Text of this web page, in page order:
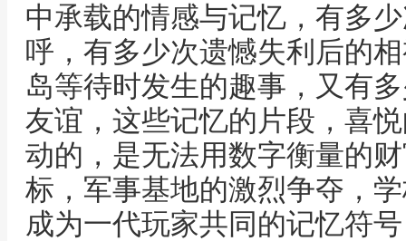
中承载的情感与记忆，有多
呼，有多少次遗憾失利后的
岛等待时发生的趣事，又有
友谊，这些记忆的片段，喜
动的，是无法用数字衡量的
标，军事基地的激烈争夺，
成为一代玩家共同的记忆符